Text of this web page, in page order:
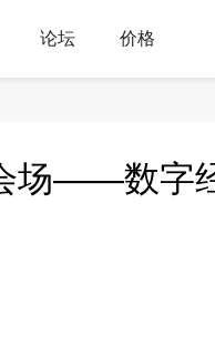
论坛 价格
场——数字